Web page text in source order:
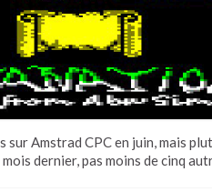
sur Amstrad CPC en juin, mais
dernier, pas moins de cinq